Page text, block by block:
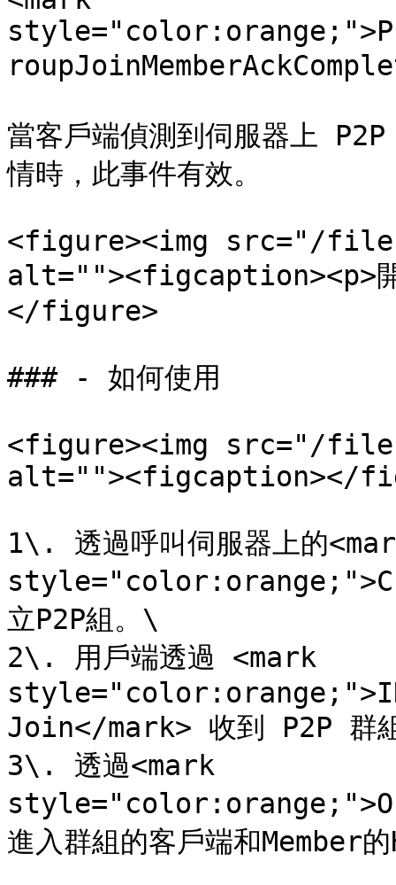
當客戶端偵測到伺服器上
情時，此事件有效。
<figure><img src="/files/
alt=""><figcaption><p>
</figure>
### - 如何使用
<figure><img src="/
alt=""><figcaption></
1\. 透過呼叫伺服器上的
立P2P組。\
2\. 用戶端透過 <mark
Join</mark> 收到 P2P 群
3\. 透過<mark
進入群組的客戶端和Member